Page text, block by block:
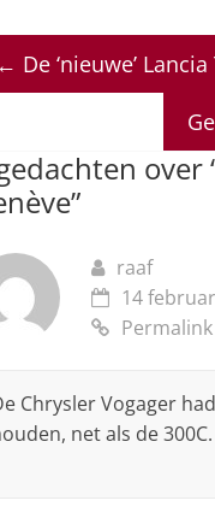
at
s
p
p
c
e
o
o
k
e
dI
n
← De ‘nieuwe’
over
”
raaf
14
Permalink
Chrysler Vogager
net als de